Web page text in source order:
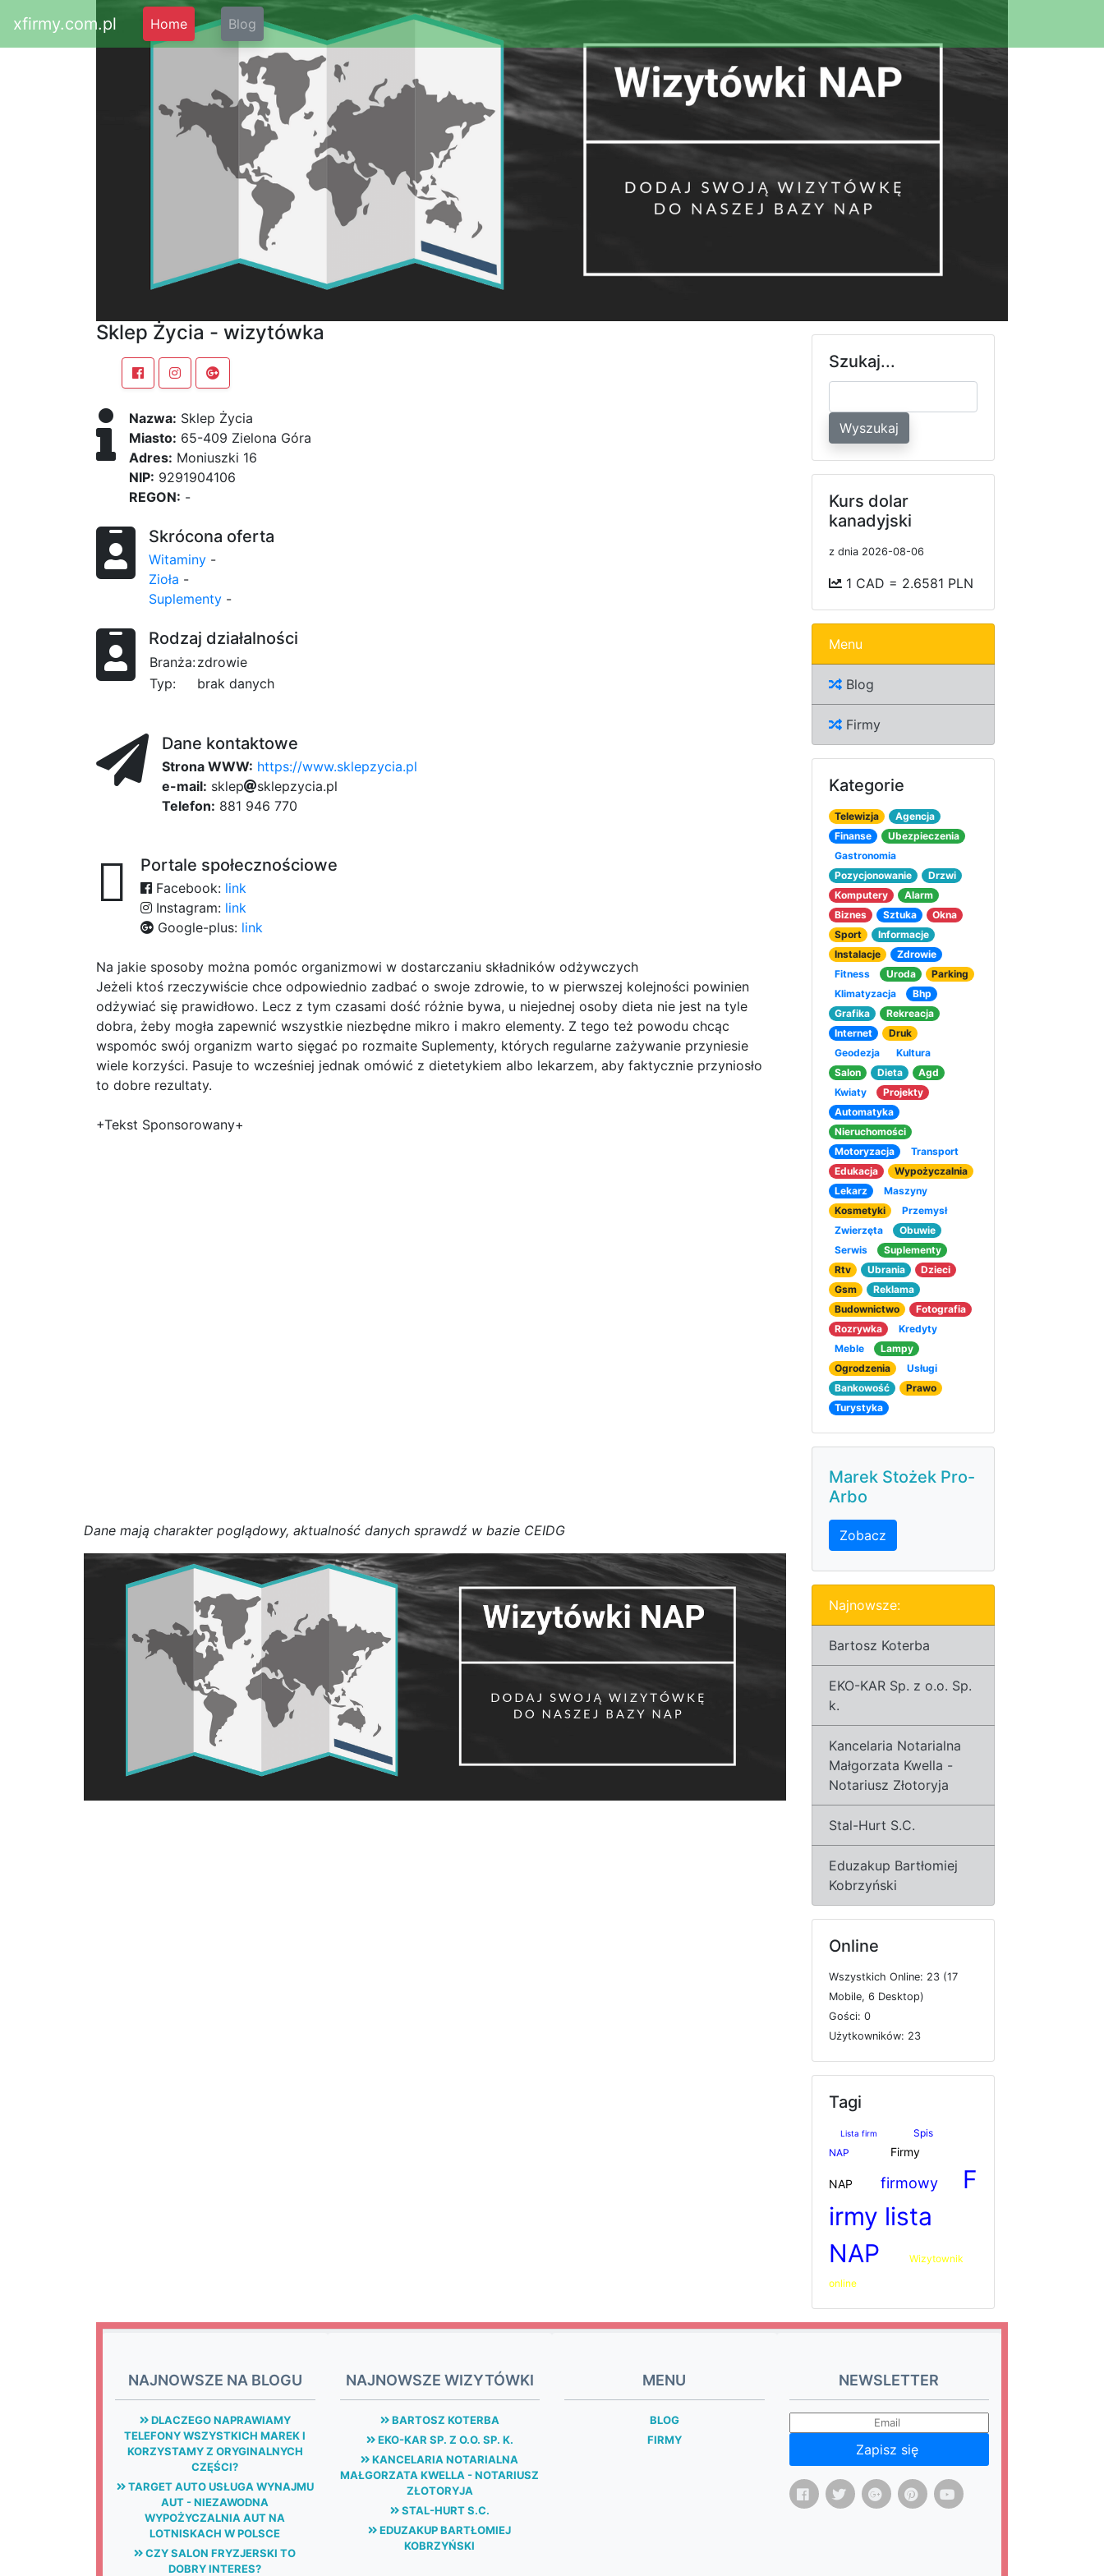
xfirmy.com.pl Home Blog
Sklep Życia - wizytówka
Nazwa: Sklep Życia
Miasto: 65-409 Zielona Góra
Adres: Moniuszki 16
NIP: 9291904106
REGON: -
Skrócona oferta
Witaminy -
Zioła -
Suplementy -
Rodzaj działalności
Branża:zdrowie
Typ:
brak danych
Dane kontaktowe
Strona WWW: https://www.sklepzycia.pl
e-mail: s74f
kle19d
p sklepzyf
c109
i2b
a.p57e
l
Telefon: 881 946 770
Portale społecznościowe
Facebook: link
Instagram: link
Google-plus: link
Na jakie sposoby można pomóc organizmowi w dostarczaniu składników odżywczych
Jeżeli ktoś rzeczywiście chce odpowiednio zadbać o swoje zdrowie, to w pierwszej kolejności powinien
odżywiać się prawidłowo. Lecz z tym czasami dość różnie bywa, u niejednej osoby dieta nie jest na tyle
dobra, żeby mogła zapewnić wszystkie niezbędne mikro i makro elementy. Z tego też powodu chcąc
wspomóc swój organizm warto sięgać po rozmaite Suplementy, których regularne zażywanie przyniesie
wiele korzyści. Pasuje to wcześniej jednak omówić z dietetykiem albo lekarzem, aby faktycznie przyniosło
to dobre rezultaty.
+Tekst Sponsorowany+
Dane mają charakter poglądowy, aktualność danych sprawdź w bazie CEIDG
Szukaj...
Wyszukaj
Kurs dolar
kanadyjski
z dnia 2026-08-06
1 CAD = 2.6581 PLN
Menu
Blog
Firmy
Kategorie
Telewizja
Agencja
Finanse
Ubezpieczenia
Gastronomia
Pozycjonowanie
Drzwi
Komputery
Alarm
Biznes
Sztuka
Okna
Sport
Informacje
Instalacje
Zdrowie
Fitness
Uroda
Parking
Klimatyzacja
Bhp
Grafika
Rekreacja
Internet
Druk
Geodezja
Kultura
Salon
Dieta
Agd
Kwiaty
Projekty
Automatyka
Nieruchomości
Motoryzacja
Transport
Edukacja
Wypożyczalnia
Lekarz
Maszyny
Kosmetyki
Przemysł
Zwierzęta
Obuwie
Serwis
Suplementy
Rtv
Ubrania
Dzieci
Gsm
Reklama
Budownictwo
Fotografia
Rozrywka
Kredyty
Meble
Lampy
Ogrodzenia
Usługi
Bankowość
Prawo
Turystyka
Marek Stożek Pro-
Arbo
Zobacz
Najnowsze:
Bartosz Koterba
EKO-KAR Sp. z o.o. Sp.
k.
Kancelaria Notarialna
Małgorzata Kwella -
Notariusz Złotoryja
Stal-Hurt S.C.
Eduzakup Bartłomiej
Kobrzyński
Online
Wszystkich Online: 23 (17
Mobile, 6 Desktop)
Gości: 0
Użytkowników: 23
Tagi
Lista firm
Spis
NAP
Firmy
NAP firmowy
F
irmy lista
NAP
Wizytownik
online
NAJNOWSZE NA BLOGU
DLACZEGO NAPRAWIAMY
TELEFONY WSZYSTKICH MAREK I
KORZYSTAMY Z ORYGINALNYCH
CZĘŚCI?
TARGET AUTO USŁUGA WYNAJMU
AUT - NIEZAWODNA
WYPOŻYCZALNIA AUT NA
LOTNISKACH W POLSCE
CZY SALON FRYZJERSKI TO
DOBRY INTERES?
NAJNOWSZE WIZYTÓWKI
BARTOSZ KOTERBA
EKO-KAR SP. Z O.O. SP. K.
KANCELARIA NOTARIALNA
MAŁGORZATA KWELLA - NOTARIUSZ
ZŁOTORYJA
STAL-HURT S.C.
EDUZAKUP BARTŁOMIEJ
KOBRZYŃSKI
MENU
BLOG
FIRMY
NEWSLETTER
Zapisz się